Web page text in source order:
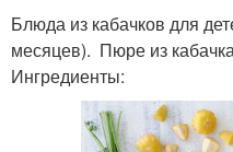
Блюда из кабачков для
месяцев). Пюре из
Ингредиенты: